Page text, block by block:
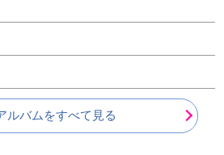
ルバムをすべて見る